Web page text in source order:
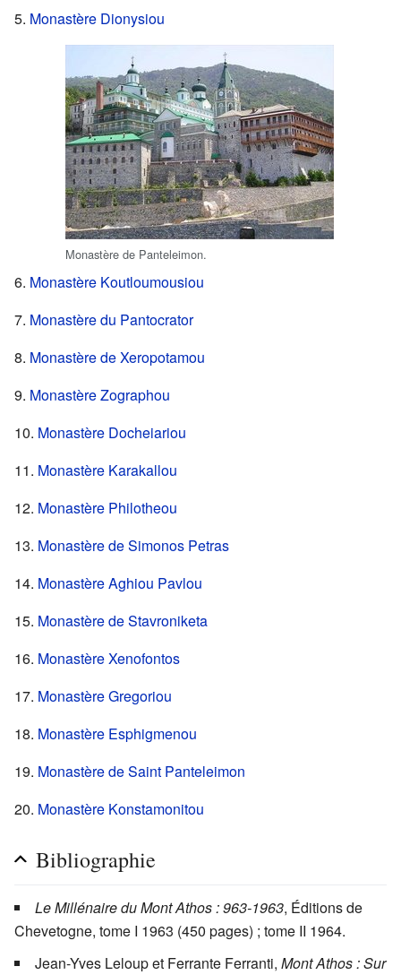
5. Monastère Dionysiou
Monastère de Panteleimon.
6. Monastère Koutloumousiou
7. Monastère du Pantocrator
8. Monastère de Xeropotamou
9. Monastère Zographou
10. Monastère Docheiariou
11. Monastère Karakallou
12. Monastère Philotheou
13. Monastère de Simonos Petras
14. Monastère Aghiou Pavlou
15. Monastère de Stavroniketa
16. Monastère Xenofontos
17. Monastère Gregoriou
18. Monastère Esphigmenou
19. Monastère de Saint Panteleimon
20. Monastère Konstamonitou
Bibliographie
Le Millénaire du Mont Athos : 963-1963, Éditions de
Chevetogne, tome I 1963 (450 pages) ; tome II 1964.
Jean-Yves Leloup et Ferrante Ferranti, Mont Athos : Sur